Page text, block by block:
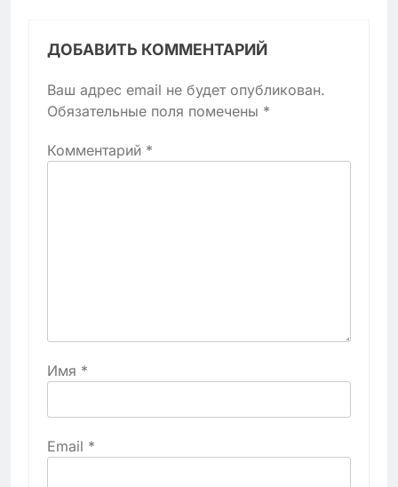
ДОБАВИТЬ КОММЕНТАРИЙ
Ваш адрес email не будет опубликован.
Обязательные поля помечены *
Комментарий *
Имя *
Email *